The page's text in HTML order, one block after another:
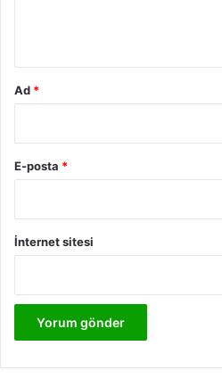
Ad *
E-posta *
İnternet sitesi